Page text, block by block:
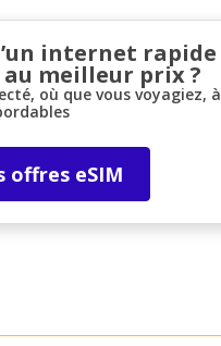
internet rapide
meilleur prix ?
où que vous voyagiez, à
offres eSIM